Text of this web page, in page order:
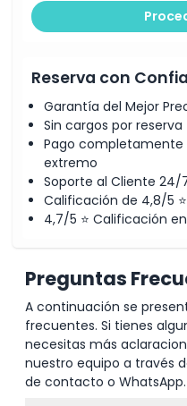
Reserva con
Garantía del Mejor
Sin cargos por reserva
Pago
extremo
Soporte al Cliente 24/
Calificación de 4,8/5
4,7/5 ⭐ Calificación
Preguntas
A continuación se
frecuentes. Si tienes
necesitas más
nuestro equipo a través
de contacto o WhatsApp.